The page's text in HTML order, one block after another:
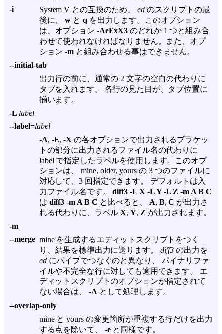
-i
System V との互換のため、 ed のスクリプトの最
後に、 w と q を出力します。このオプション
は、オプション -AeExX3 のどれか 1 つと組み合
わせて使われなければなりません。また、オプ
ション -m と組み合わせる事はできません。
--initial-tab
出力行の前に、通常の 2 文字の空白の代わりに
タブを入れます。 各行の見た目が、タブ位置に
揃います。
-L label
--label=label
-A, -E, -X の各オプションで出力されるブラケッ
トの部分に出力されるファイル名の代わりに
label で指定したラベルを使用します。このオプ
ションは、 mine, older, yours の 3 つのファイルに
対応して、3 回指定できます。 デフォルトは入
力ファイル名です。 diff3 -L X -L Y -L Z -m A B C
は diff3 -m A B C と比べると、 A, B, C が出力さ
れる代わりに、ラベル X, Y, Z が出力されます。
-m
--merge mine を生成するエディットスクリプトをつく
り、結果を標準出力に送ります。 diff3 の出力を
ed にパイプでつなぐのと異なり、 バイナリファ
イルや不完全な行に対しても適用できます。 エ
ディットスクリプトのオプションが指定されて
ない場合は、 -A として処理します。
--overlap-only
mine と yours の変更箇所が重複する行だけを出力
する点を除いて、 -e と同様です。